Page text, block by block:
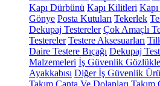
Kapı Dürbünü Kapı Kilitleri
Gönye Posta Kutuları Tekerlek
Dekupaj Testereler Çok Amaçlı
Testereler Testere Aksesuarları
Daire Testere Bıçağı Dekupaj
Malzemeleri İş Güvenlik
Ayakkabısı Diğer İş Güvenlik
Takım Çanta Ve Dolapları Takım